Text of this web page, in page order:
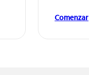
Comenzar